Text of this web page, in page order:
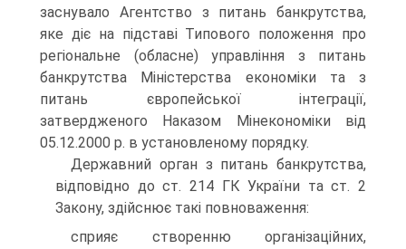
заснувало Агентство з питань банкрутства,
яке діє на підставі Типового положення про
регіональне (обласне) управління з питань
банкрутства Міністерства економіки та з
питань європейської інтеграції,
затвердженого Наказом Мінекономіки від
05.12.2000 р. в установленому порядку.
Державний орган з питань банкрутства,
відповідно до ст. 214 ГК України та ст. 2
Закону, здійснює такі повноваження:
сприяє створенню організаційних,